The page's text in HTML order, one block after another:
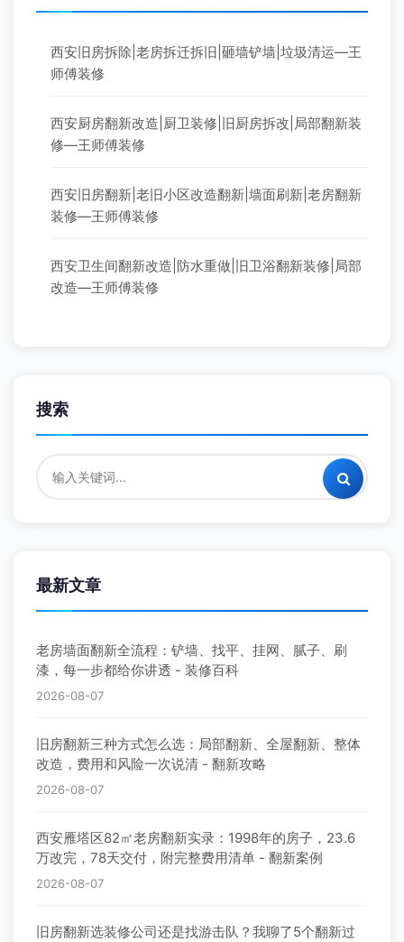
西安旧房拆除|老房拆迁拆旧|砸墙铲墙|垃圾清运—王
师傅装修
西安厨房翻新改造|厨卫装修|旧厨房拆改|局部翻新装
修—王师傅装修
西安旧房翻新|老旧小区改造翻新|墙面刷新|老房翻新
装修—王师傅装修
西安卫生间翻新改造|防水重做|旧卫浴翻新装修|局部
改造—王师傅装修
搜索
最新文章
老房墙面翻新全流程：铲墙、找平、挂网、腻子、刷
漆，每一步都给你讲透 - 装修百科
2026-08-07
旧房翻新三种方式怎么选：局部翻新、全屋翻新、整体
改造，费用和风险一次说清 - 翻新攻略
2026-08-07
西安雁塔区82㎡老房翻新实录：1998年的房子，23.6
万改完，78天交付，附完整费用清单 - 翻新案例
2026-08-07
旧房翻新选装修公司还是找游击队？我聊了5个翻新过